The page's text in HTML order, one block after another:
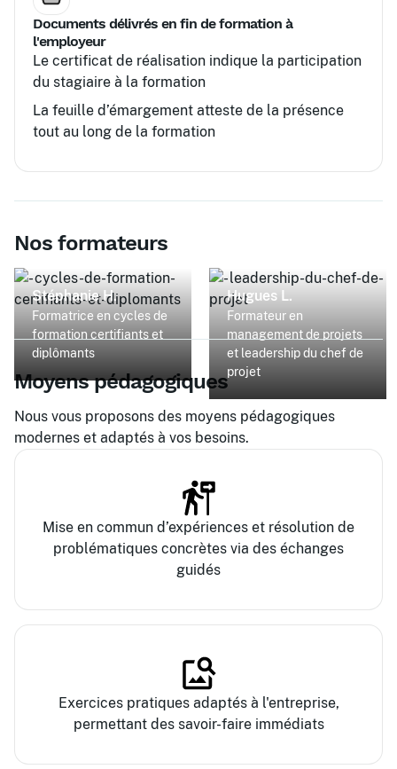
Documents délivrés en fin de formation à
l'employeur
Le certificat de réalisation indique la participation
du stagiaire à la formation
La feuille d’émargement atteste de la présence
tout au long de la formation
Nos formateurs
Stéphanie H.
Formatrice en cycles de
formation certifiants et
diplômants
Hugues L.
Formateur en
management de projets
et leadership du chef de
projet
Moyens pédagogiques
Nous vous proposons des moyens pédagogiques
modernes et adaptés à vos besoins.
Mise en commun d’expériences et résolution de
problématiques concrètes via des échanges
guidés
Exercices pratiques adaptés à l'entreprise,
permettant des savoir-faire immédiats